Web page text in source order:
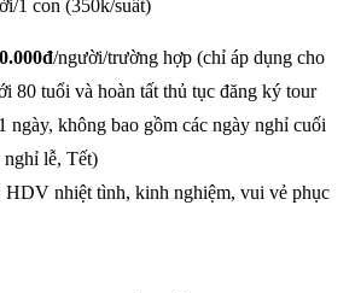
1 con (350k/suất)
/người/trường hợp (chỉ áp dụng cho
80 tuổi và hoàn tất thủ tục đăng ký tour
ngày, không bao gồm các ngày nghỉ cuối
nghỉ lễ, Tết)
HDV nhiệt tình, kinh nghiệm, vui vẻ phục